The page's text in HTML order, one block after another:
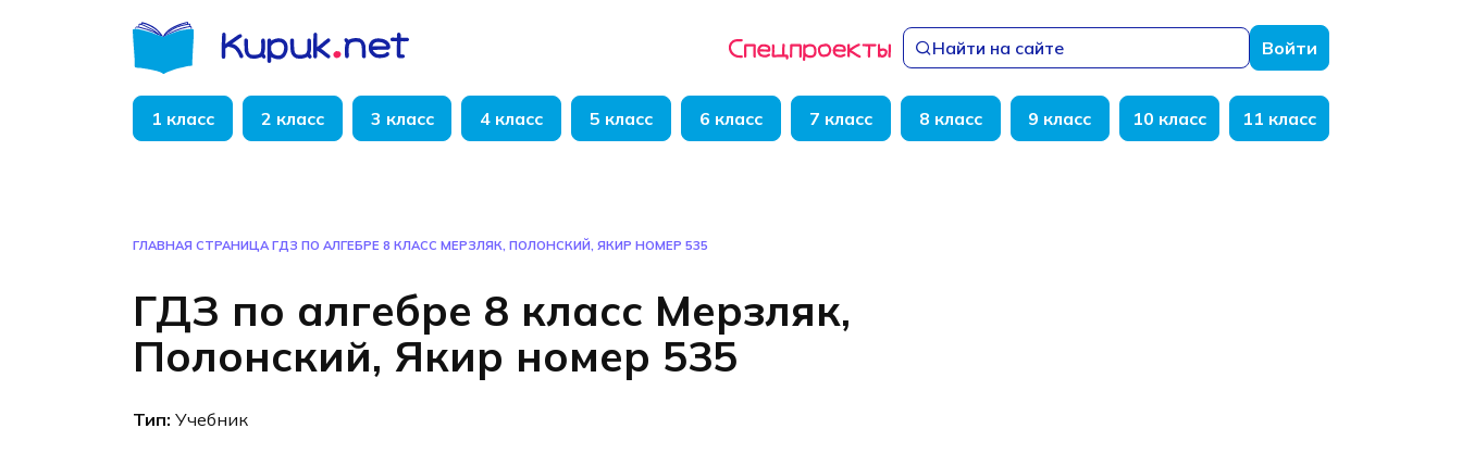
Найти на сайте Войти
1 класс 2 класс 3 класс 4 класс 5 класс 6 класс 7 класс 8 класс 9 класс 10 класс 11 класс
ГЛАВНАЯ СТРАНИЦА ГДЗ ПО АЛГЕБРЕ 8 КЛАСС МЕРЗЛЯК, ПОЛОНСКИЙ, ЯКИР НОМЕР 535
ГДЗ по алгебре 8 класс Мерзляк,
Полонский, Якир номер 535
Тип: Учебник